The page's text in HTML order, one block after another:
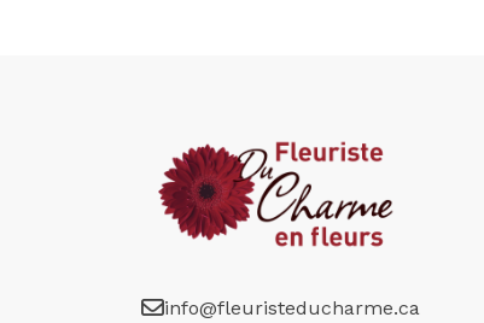
info@fleuristeducharme.ca